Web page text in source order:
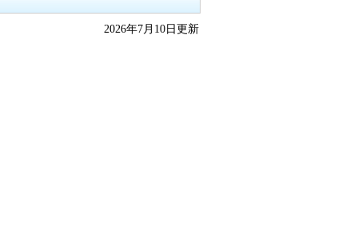
2026年7月10日更新